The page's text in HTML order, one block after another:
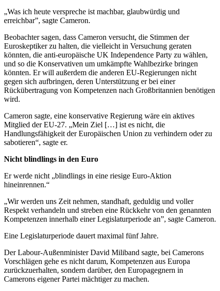
„Was ich heute verspreche ist machbar, glaubwürdig und
erreichbar”, sagte Cameron.
Beobachter sagen, dass Cameron versucht, die Stimmen der
Euroskeptiker zu halten, die vielleicht in Versuchung geraten
könnten, die anti-europäische UK Independence Party zu wählen,
und so die Konservativen um umkämpfte Wahlbezirke bringen
könnten. Er will außerdem die anderen EU-Regierungen nicht
gegen sich aufbringen, deren Unterstützung er bei einer
Rückübertragung von Kompetenzen nach Großbritannien benötigen
wird.
Cameron sagte, eine konservative Regierung wäre ein aktives
Mitglied der EU-27. „Mein Ziel […] ist es nicht, die
Handlungsfähigkeit der Europäischen Union zu verhindern oder zu
sabotieren“, sagte er.
Nicht blindlings in den Euro
Er werde nicht „blindlings in eine riesige Euro-Aktion
hineinrennen.“
„Wir werden uns Zeit nehmen, standhaft, geduldig und voller
Respekt verhandeln und streben eine Rückkehr von den genannten
Kompetenzen innerhalb einer Legislaturperiode an”, sagte Cameron.
Eine Legislaturperiode dauert maximal fünf Jahre.
Der Labour-Außenminister David Miliband sagte, bei Camerons
Vorschlägen gehe es nicht darum, Kompetenzen aus Europa
zurückzuerhalten, sondern darüber, den Europagegnern in
Camerons eigener Partei mächtiger zu machen.